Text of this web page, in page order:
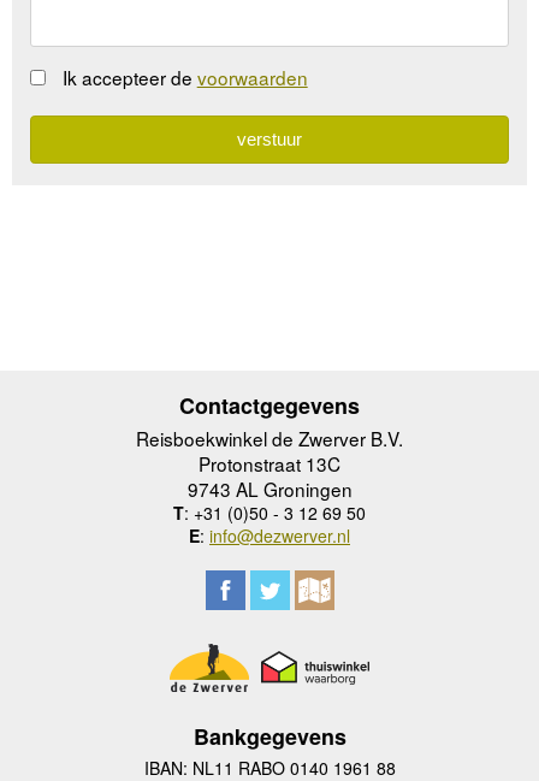
Ik accepteer de voorwaarden
Contactgegevens
Reisboekwinkel de Zwerver B.V.
Protonstraat 13C
9743 AL Groningen
T: +31 (0)50 - 3 12 69 50
E: info@dezwerver.nl
Bankgegevens
IBAN: NL11 RABO 0140 1961 88